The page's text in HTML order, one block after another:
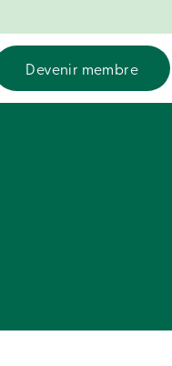
Devenir membre